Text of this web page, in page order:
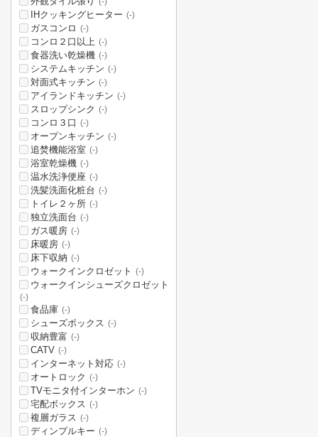
IHクッキングヒーター (-)
ガスコンロ (-)
コンロ２口以上 (-)
食器洗い乾燥機 (-)
システムキッチン (-)
対面式キッチン (-)
アイランドキッチン (-)
スロップシンク (-)
コンロ３口 (-)
オープンキッチン (-)
追焚機能浴室 (-)
浴室乾燥機 (-)
温水洗浄便座 (-)
洗髪洗面化粧台 (-)
トイレ２ヶ所 (-)
独立洗面台 (-)
ガス暖房 (-)
床暖房 (-)
床下収納 (-)
ウォークインクロゼット (-)
ウォークインシューズクロゼット
(-)
食品庫 (-)
シューズボックス (-)
収納豊富 (-)
CATV (-)
インターネット対応 (-)
オートロック (-)
TVモニタ付インターホン (-)
宅配ボックス (-)
複層ガラス (-)
ディンプルキー (-)